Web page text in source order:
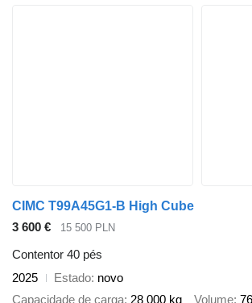
CIMC T99A45G1-B High Cube
3 600 €
15 500 PLN
Contentor 40 pés
2025
Estado novo
Capacidade de carga 28 000 kg Volume